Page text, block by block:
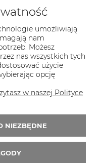
13
76-24
umożliwiają
nam
Możesz
nas wszystkich tych
użycie
opcję
w naszej Polityce
NIEZBĘDNE